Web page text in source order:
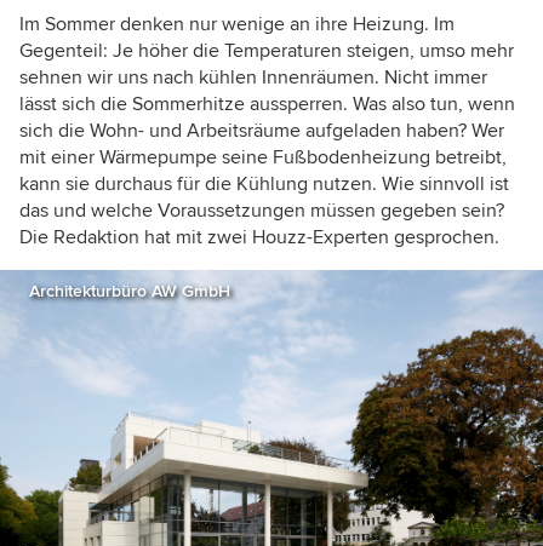
Im Sommer denken nur wenige an ihre Heizung. Im
Gegenteil: Je höher die Temperaturen steigen, umso mehr
sehnen wir uns nach kühlen Innenräumen. Nicht immer
lässt sich die Sommerhitze aussperren. Was also tun, wenn
sich die Wohn- und Arbeitsräume aufgeladen haben? Wer
mit einer Wärmepumpe seine Fußbodenheizung betreibt,
kann sie durchaus für die Kühlung nutzen. Wie sinnvoll ist
das und welche Voraussetzungen müssen gegeben sein?
Die Redaktion hat mit zwei Houzz-Experten gesprochen.
Architekturbüro AW GmbH